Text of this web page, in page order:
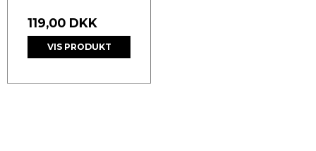
119,00 DKK
VIS PRODUKT